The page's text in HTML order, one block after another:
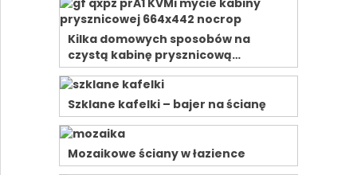
Kilka domowych sposobów na
czystą kabinę prysznicową…
Szklane kafelki – bajer na ścianę
Mozaikowe ściany w łazience